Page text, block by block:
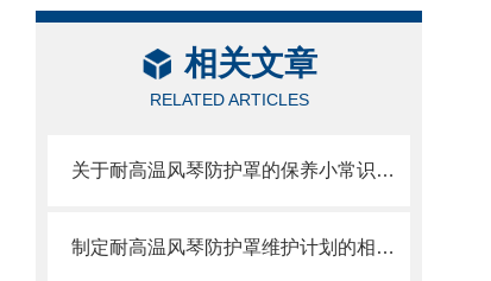
相关文章
RELATED ARTICLES
关于耐高温风琴防护罩的保养小常识介绍
制定耐高温风琴防护罩维护计划的相关策略